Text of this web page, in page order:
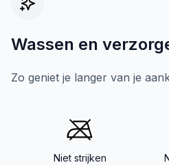
Wassen en
Zo geniet je langer van je
Niet strijken